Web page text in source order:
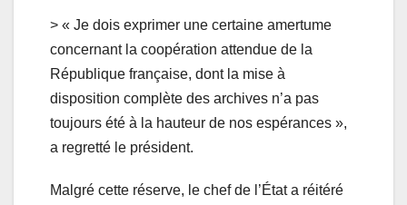
> « Je dois exprimer une certaine amertume
concernant la coopération attendue de la
République française, dont la mise à
disposition complète des archives n’a pas
toujours été à la hauteur de nos espérances »,
a regretté le président.
Malgré cette réserve, le chef de l’État a réitéré